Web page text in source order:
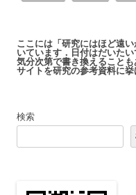
ここには「研究にはほど遠
いています．日付はだいた
気分次第で書き換えること
サイトを研究の参考資料に挙
検索